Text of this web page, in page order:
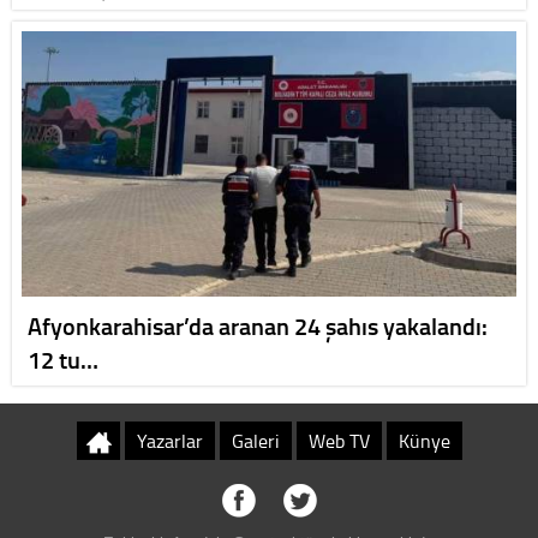
Afyonkarahisar’da aranan 24 şahıs yakalandı:
12 tu…
Yazarlar Galeri Web TV Künye